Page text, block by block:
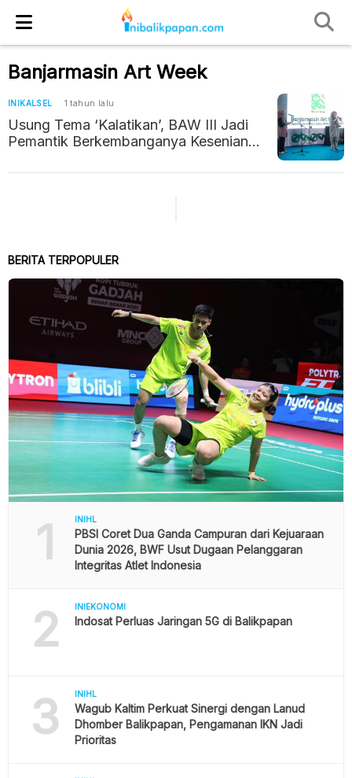
Banjarmasin Art Week
INIKALSEL 1 tahun lalu
Usung Tema ‘Kalatikan’, BAW III Jadi
Pemantik Berkembanganya Kesenian
BERITA TERPOPULER
1 INIHL
PBSI Coret Dua Ganda Campuran dari Kejuaraan
Dunia 2026, BWF Usut Dugaan Pelanggaran
Integritas Atlet Indonesia
2 INIEKONOMI
Indosat Perluas Jaringan 5G di Balikpapan
3 INIHL
Wagub Kaltim Perkuat Sinergi dengan Lanud
Dhomber Balikpapan, Pengamanan IKN Jadi
Prioritas